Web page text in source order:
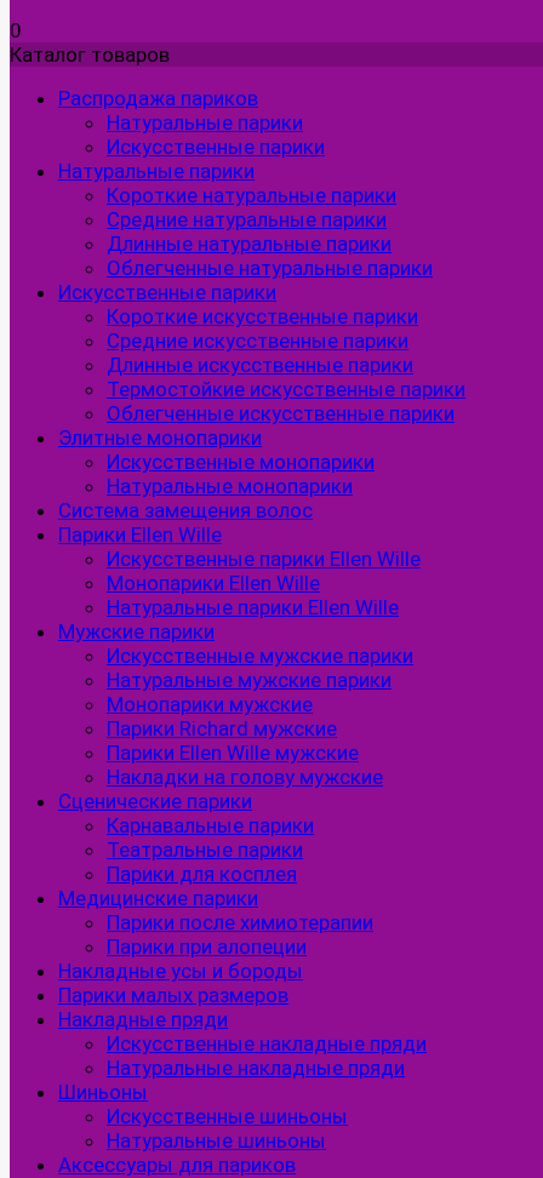
0
Каталог товаров
Распродажа париков
Натуральные парики
Искусственные парики
Натуральные парики
Короткие натуральные парики
Средние натуральные парики
Длинные натуральные парики
Облегченные натуральные парики
Искусственные парики
Короткие искусственные парики
Средние искусственные парики
Длинные искусственные парики
Термостойкие искусственные парики
Облегченные искусственные парики
Элитные монопарики
Искусственные монопарики
Натуральные монопарики
Система замещения волос
Парики Ellen Wille
Искусственные парики Ellen Wille
Монопарики Ellen Wille
Натуральные парики Ellen Wille
Мужские парики
Искусственные мужские парики
Натуральные мужские парики
Монопарики мужские
Парики Richard мужские
Парики Ellen Wille мужские
Накладки на голову мужские
Сценические парики
Карнавальные парики
Театральные парики
Парики для косплея
Медицинские парики
Парики после химиотерапии
Парики при алопеции
Накладные усы и бороды
Парики малых размеров
Накладные пряди
Искусственные накладные пряди
Натуральные накладные пряди
Шиньоны
Искусственные шиньоны
Натуральные шиньоны
Аксессуары для париков